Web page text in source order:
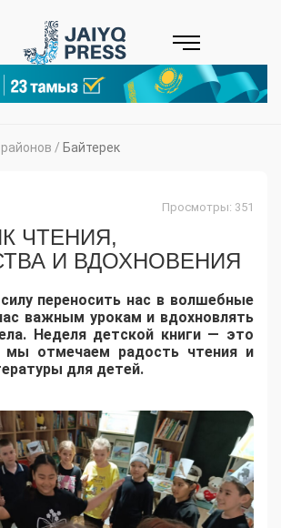
/ Байтерек
Просмотры: 351
ЧТЕНИЯ,
И ВДОХНОВЕНИЯ
переносить нас в волшебные
важным урокам и вдохновлять
Неделя детской книги — это
мы отмечаем радость чтения и
для детей.